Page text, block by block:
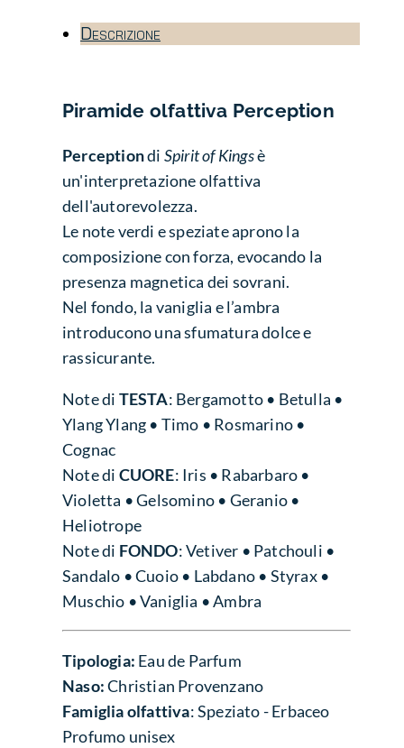
Descrizione
Piramide olfattiva Perception
Perceptiondi Spirit of Kingsè
un'interpretazione olfattiva
dell'autorevolezza.
Le note verdi e speziate aprono la
composizione con forza, evocando la
presenza magnetica dei sovrani.
Nel fondo, la vaniglia e l’ambra
introducono una sfumatura dolce e
rassicurante.
Note di TESTA: Bergamotto • Betulla •
Ylang Ylang • Timo • Rosmarino •
Cognac
Note di CUORE: Iris • Rabarbaro •
Violetta • Gelsomino • Geranio •
Heliotrope
Note di FONDO:Vetiver • Patchouli •
Sandalo • Cuoio • Labdano • Styrax •
Muschio • Vaniglia • Ambra
Tipologia: Eau de Parfum
Naso:Christian Provenzano
Famiglia olfattiva: Speziato - Erbaceo
Profumo unisex